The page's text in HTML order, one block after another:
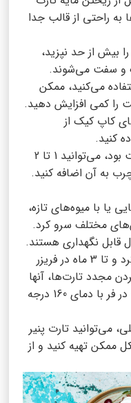
راحتی از قالب جدا
بیش از حد نپزید،
و سفت می‌شوند.
می‌کنید، ممکن
را کمی افزایش دهید.
کاپ کیک از
کنید.
اگر مایه تارت خیلی سفت بود، می‌توانید 1 تا 2
به آن اضافه کنید.
یا با میوه‌های تازه،
مختلف سرو کرد.
تارت‌ها را می‌توان فریز کرد و تا 3 ماه در فریزر
مجدد تارت‌ها، آنها
را به مدت 10 تا 15 دقیقه در فر با دمای 160 درجه
می‌توانید تارت پنیر
ممکن تهیه کنید و از